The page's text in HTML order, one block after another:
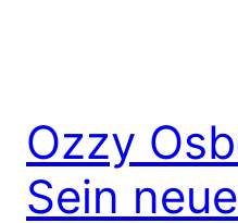
Ozzy
Sein